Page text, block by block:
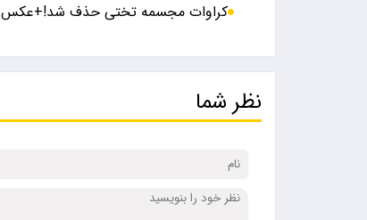
کراوات مجسمه تختی حذف شد!+عکس
نظر شما